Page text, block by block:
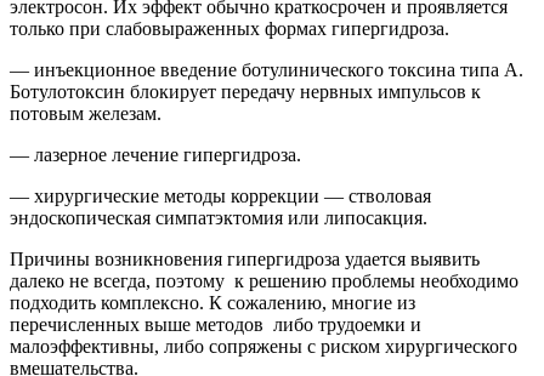
электросон. Их эффект обычно краткосрочен и проявляется
только при слабовыраженных формах гипергидроза.
— инъекционное введение ботулинического токсина типа А.
Ботулотоксин блокирует передачу нервных импульсов к
потовым железам.
— лазерное лечение гипергидроза.
— хирургические методы коррекции — стволовая
эндоскопическая симпатэктомия или липосакция.
Причины возникновения гипергидроза удается выявить
далеко не всегда, поэтому к решению проблемы необходимо
подходить комплексно. К сожалению, многие из
перечисленных выше методов либо трудоемки и
малоэффективны, либо сопряжены с риском хирургического
вмешательства.